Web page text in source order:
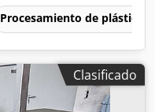
Procesamiento de plásticos
Clasificado